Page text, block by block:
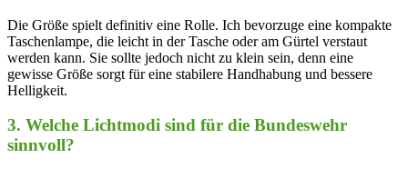
Die ⁢Größe spielt definitiv eine Rolle. Ich ​bevorzuge eine kompakte
⁣Taschenlampe, die leicht⁤ in der Tasche oder am Gürtel⁤ verstaut
werden kann. Sie⁤ sollte jedoch nicht zu klein⁣ sein, denn⁢ eine
⁢gewisse Größe sorgt für eine‌ stabilere⁣ Handhabung und bessere
Helligkeit.
3. ‌Welche⁢ Lichtmodi sind für die Bundeswehr
⁣sinnvoll?